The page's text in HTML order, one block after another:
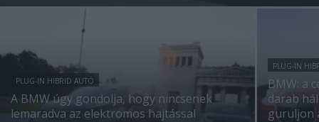
PLUG-IN HIBRID AUTÓ
A BMW úgy gondolja, hogy nincsenek
lemaradva az elektromos hajtással
PLUG-IN
BMW: a
darab
guruljon